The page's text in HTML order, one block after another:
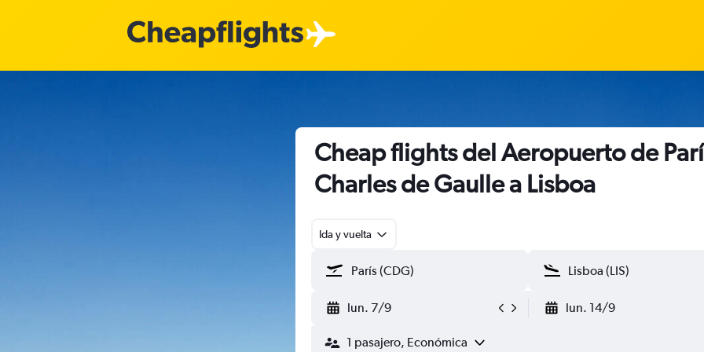
Cheap flights del Aeropuerto de
Charles de Gaulle a Lisboa
Ida y vuelta
lun. 7/9 lun. 14/9
1 pasajero, Económica